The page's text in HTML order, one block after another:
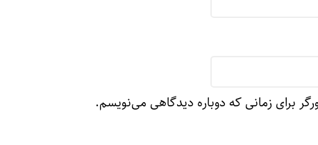
برای زمانی که دوباره دیدگاهی می‌نویسم.